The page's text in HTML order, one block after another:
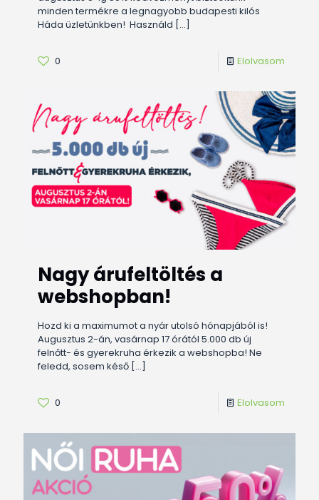
minden termékre a legnagyobb budapesti kilós
Háda üzletünkben! Használd […]
0 Elolvasom
Nagy árufeltöltés a
webshopban!
Hozd ki a maximumot a nyár utolsó hónapjából is!
Augusztus 2-án, vasárnap 17 órától 5.000 db új
felnőtt- és gyerekruha érkezik a webshopba! Ne
feledd, sosem késő […]
0 Elolvasom